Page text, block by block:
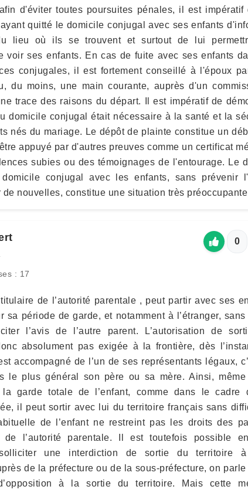
d'éviter toutes poursuites pénales, il est impératif
quitté le domicile conjugal avec ses enfants
lieu où ils se trouvent et surtout de lui
voir ses enfants. En cas de fuite avec ses enfants
conjugales, il est fortement conseillé à l'époux
du moins, une main courante, auprès d'un
trace des raisons du départ. Il est impératif de
domicile conjugal était nécessaire à la santé et la
nés du mariage. Le dépôt de plainte constitue un
appuyé par d'autres preuves comme un certificat
subies ou des témoignages de l'entourage. Le
conjugal avec les enfants, sans prévenir
de nouvelles, constitue une situation très
: 17
0
de l’autorité parentale , peut partir avec ses
sa période de garde, et notamment à l’étranger,
l’avis de l’autre parent. L’autorisation de
absolument pas exigée à la frontière, dès
accompagné de l’un de ses représentants légaux,
le plus général son père ou sa mère. Ainsi,
la garde totale de l’enfant, comme dans le cadre
il peut sortir avec lui du territoire français sans
de l’enfant ne restreint pas les droits des
de l’autorité parentale. Il est toutefois possible
une interdiction de sortie du territoire
de la préfecture ou de la sous-préfecture, on
à la sortie du territoire. Mais cette